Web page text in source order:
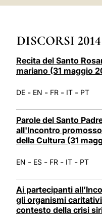
DISCORSI
Recita del Santo
mariano (31 maggio
DE - EN - FR - IT - PT
Parole del Santo
all'Incontro
della Cultura (31
EN - ES - FR - IT - PT
Ai partecipanti
gli organismi
contesto della crisi